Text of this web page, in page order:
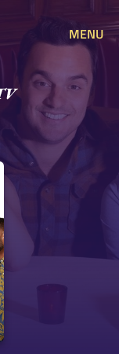
MENU